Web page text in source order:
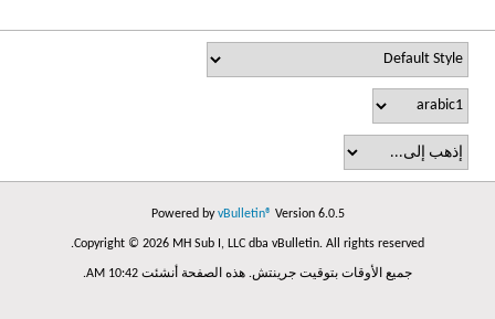
Powered byvBulletin® Version 6.0.5
Copyright © 2026 MH Sub I, LLC dba vBulletin. All rights reserved.
جميع الأوقات بتوقيت جرينتش. هذه الصفحة أنشئت 10:42 AM.